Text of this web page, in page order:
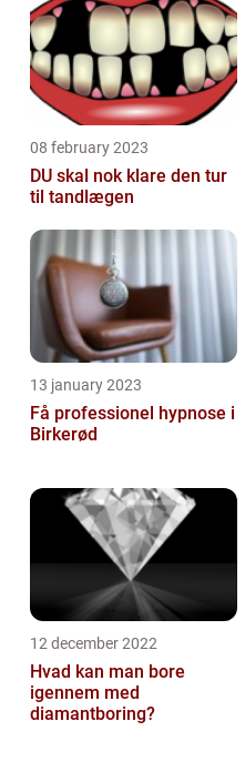
08 february 2023
DU skal nok klare den tur
til tandlægen
13 january 2023
Få professionel hypnose i
Birkerød
12 december 2022
Hvad kan man bore
igennem med
diamantboring?